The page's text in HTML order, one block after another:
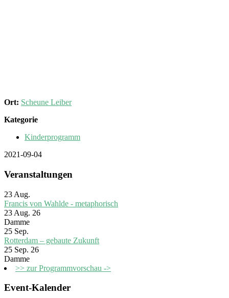
Ort: Scheune Leiber
Kategorie
Kinderprogramm
2021-09-04
Veranstaltungen
23 Aug.
Francis von Wahlde - metaphorisch
23 Aug. 26
Damme
25 Sep.
Rotterdam – gebaute Zukunft
25 Sep. 26
Damme
>> zur Programmvorschau ->
Event-Kalender